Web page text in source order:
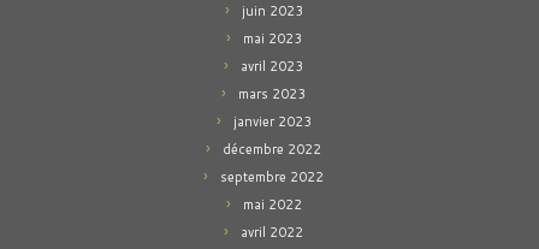
juin 2023
mai 2023
avril 2023
mars 2023
janvier 2023
décembre 2022
septembre 2022
mai 2022
avril 2022